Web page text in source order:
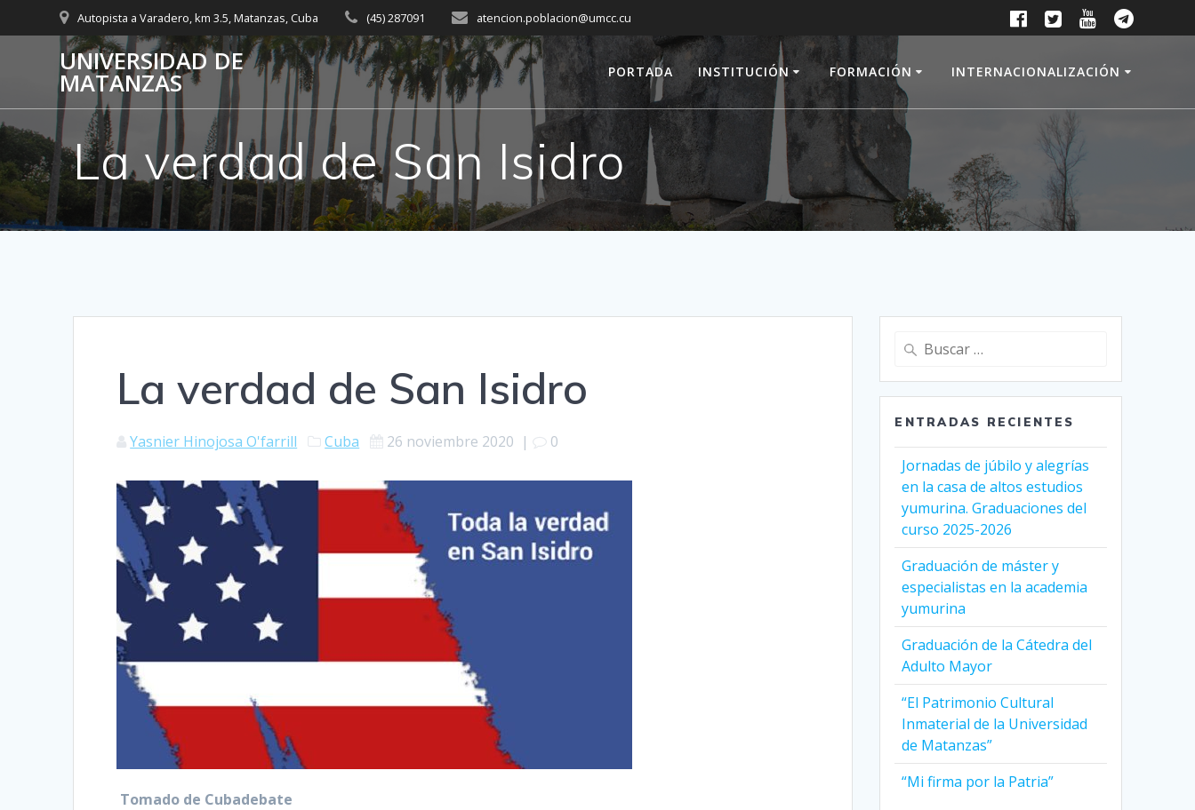
al
contenido
Autopista a Varadero, km 3.5, Matanzas, Cuba (45) 287091 atencion.poblacion@umcc.cu
UNIVERSIDAD DE
MATANZAS PORTADA INSTITUCIÓN FORMACIÓN INTERNACIONALIZACIÓN
La verdad de San Isidro
La verdad de San Isidro
Yasnier Hinojosa O'farrill Cuba 26 noviembre 2020 | 0
Tomado de Cubadebate
Buscar:
ENTRADAS RECIENTES
Jornadas de júbilo y alegrías
en la casa de altos estudios
yumurina. Graduaciones del
curso 2025-2026
Graduación de máster y
especialistas en la academia
yumurina
Graduación de la Cátedra del
Adulto Mayor
“El Patrimonio Cultural
Inmaterial de la Universidad
de Matanzas”
“Mi firma por la Patria”